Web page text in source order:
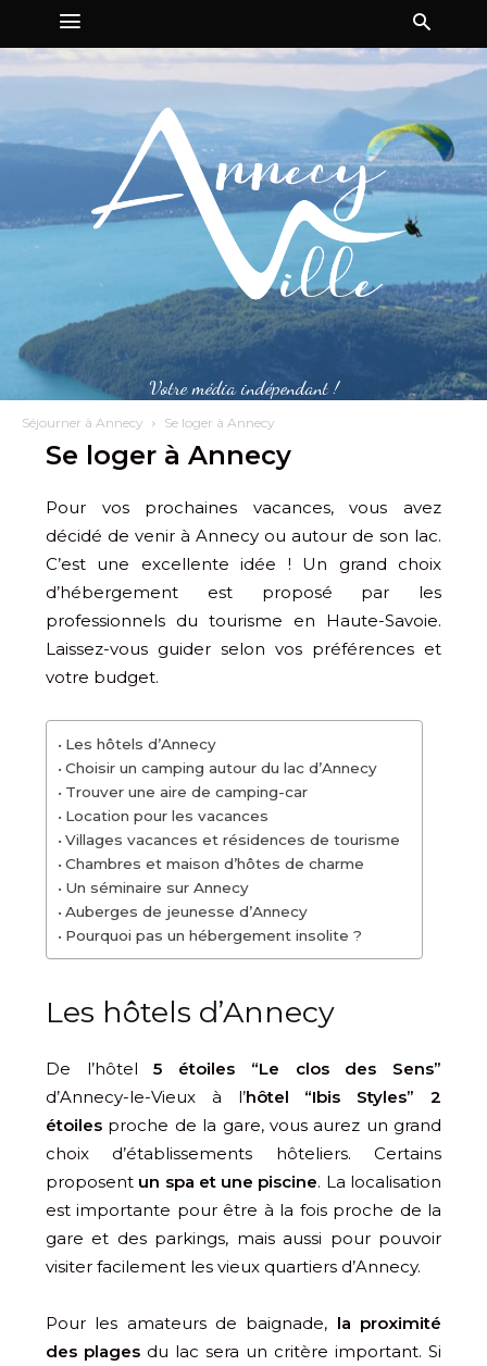
Votre média indépendant !
Séjourner à Annecy Se loger à Annecy
Se loger à Annecy
Pour vos prochaines vacances, vous avez
décidé de venir à Annecy ou autour de son lac.
C’est une excellente idée ! Un grand choix
d’hébergement est proposé par les
professionnels du tourisme en Haute-Savoie.
Laissez-vous guider selon vos préférences et
votre budget.
Les hôtels d’Annecy
Choisir un camping autour du lac d’Annecy
Trouver une aire de camping-car
Location pour les vacances
Villages vacances et résidences de tourisme
Chambres et maison d’hôtes de charme
Un séminaire sur Annecy
Auberges de jeunesse d’Annecy
Pourquoi pas un hébergement insolite ?
Les hôtels d’Annecy
De l’hôtel 5 étoiles “Le clos des Sens”
d’Annecy-le-Vieux à l’hôtel “Ibis Styles” 2
étoiles proche de la gare, vous aurez un grand
choix d’établissements hôteliers. Certains
proposent un spa et une piscine. La localisation
est importante pour être à la fois proche de la
gare et des parkings, mais aussi pour pouvoir
visiter facilement les vieux quartiers d’Annecy.
Pour les amateurs de baignade, la proximité
des plages du lac sera un critère important. Si